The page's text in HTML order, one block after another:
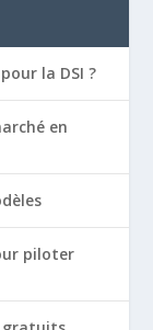
la DSI ?
en
piloter